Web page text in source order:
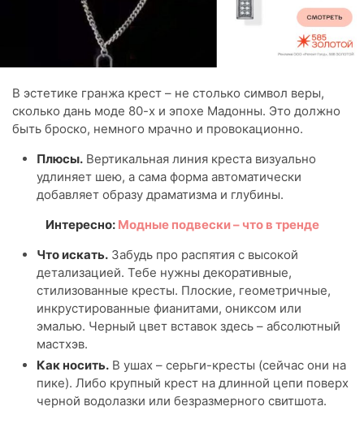
В эстетике гранжа крест – не столько символ веры,
сколько дань моде 80-х и эпохе Мадонны. Это должно
быть броско, немного мрачно и провокационно.
Плюсы. Вертикальная линия креста визуально
удлиняет шею, а сама форма автоматически
добавляет образу драматизма и глубины.
Интересно: Модные подвески – что в тренде
Что искать. Забудь про распятия с высокой
детализацией. Тебе нужны декоративные,
стилизованные кресты. Плоские, геометричные,
инкрустированные фианитами, ониксом или
эмалью. Черный цвет вставок здесь – абсолютный
мастхэв.
Как носить. В ушах – серьги-кресты (сейчас они на
пике). Либо крупный крест на длинной цепи поверх
черной водолазки или безразмерного свитшота.